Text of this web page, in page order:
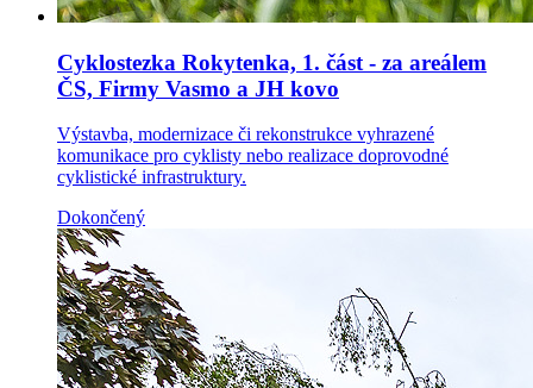
Cyklostezka Rokytenka, 1. část - za areálem
ČS, Firmy Vasmo a JH kovo
Výstavba, modernizace či rekonstrukce vyhrazené
komunikace pro cyklisty nebo realizace doprovodné
cyklistické infrastruktury.
Dokončený